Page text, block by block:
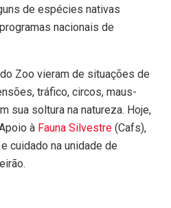
de espécies nativas
nacionais de
Zoo vieram de situações de
tráfico, circos, maus-
sua soltura na natureza. Hoje,
à Fauna Silvestre (Cafs),
cuidado na unidade de